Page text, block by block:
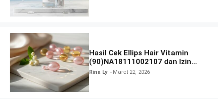
Hasil Cek Ellips Hair Vitamin
(90)NA18111002107 dan Izin
BPOM
Rina Ly Maret 22, 2026